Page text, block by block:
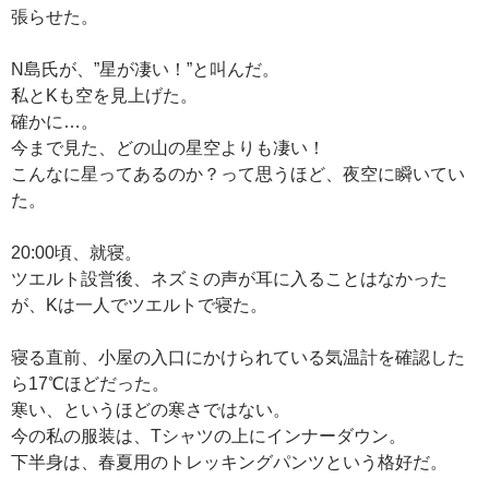
張らせた。
N島氏が、”星が凄い！”と叫んだ。
私とKも空を見上げた。
確かに…。
今まで見た、どの山の星空よりも凄い！
こんなに星ってあるのか？って思うほど、夜空に瞬いてい
た。
20:00頃、就寝。
ツエルト設営後、ネズミの声が耳に入ることはなかった
が、Kは一人でツエルトで寝た。
寝る直前、小屋の入口にかけられている気温計を確認した
ら17℃ほどだった。
寒い、というほどの寒さではない。
今の私の服装は、Tシャツの上にインナーダウン。
下半身は、春夏用のトレッキングパンツという格好だ。